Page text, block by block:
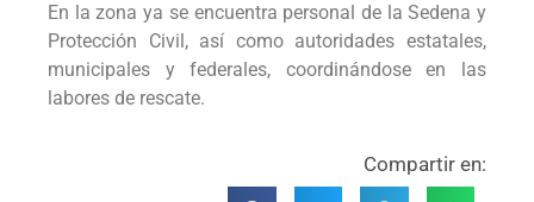
En la zona ya se encuentra personal de la Sedena y
Protección Civil, así como autoridades estatales,
municipales y federales, coordinándose en las
labores de rescate.
Compartir en: